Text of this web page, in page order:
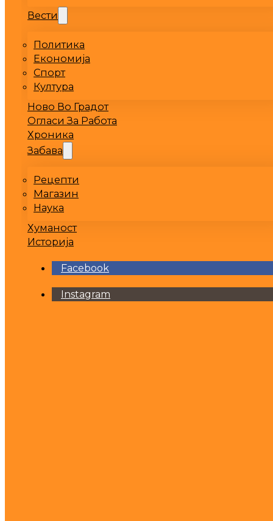
Вести
Политика
Економија
Спорт
Култура
Ново Во Градот
Огласи За Работа
Хроника
Забава
Рецепти
Магазин
Наука
Хуманост
Историја
Facebook
Instagram